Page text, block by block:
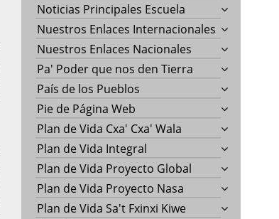
Noticias Principales Escuela
Nuestros Enlaces Internacionales
Nuestros Enlaces Nacionales
Pa' Poder que nos den Tierra
País de los Pueblos
Pie de Página Web
Plan de Vida Cxa' Cxa' Wala
Plan de Vida Integral
Plan de Vida Proyecto Global
Plan de Vida Proyecto Nasa
Plan de Vida Sa't Fxinxi Kiwe